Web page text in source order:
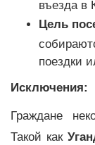
въезда в
Цель
поездки
Исключения:
Граждане
Такой как